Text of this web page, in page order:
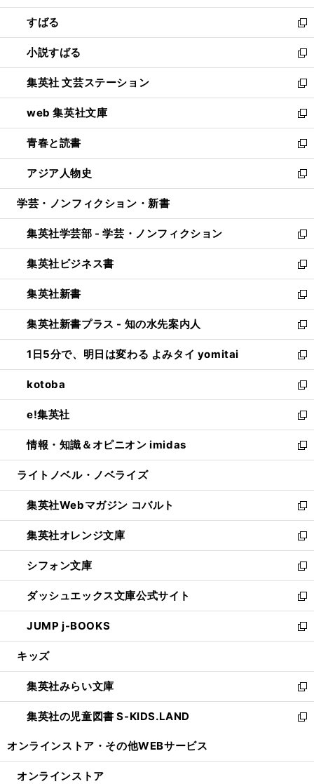
開
く
ウ
で
開
く
ン
ド
ウ
で
開
く
すばる
新
し
い
ウ
ィ
ン
ド
ウ
で
開
く
小説すばる
新
し
い
ウ
ィ
ン
ド
ウ
で
開
集英社 文芸ステーション
新
し
い
ウ
ィ
ン
ド
ウ
開
く
web 集英社文庫
新
し
い
ウ
ィ
ン
ウ
で
開
く
青春と読書
新
し
い
ウ
ン
ド
ウ
で
開
く
アジア人物史
新
し
ウ
ィ
ン
ド
ウ
で
開
く
学芸・ノンフィクション・新書
集英社学芸部 - 学芸・ノンフィクション
新
し
い
ウ
ィ
ン
ド
ウ
で
開
く
集英社ビジネス書
新
し
い
ウ
ィ
ン
ド
ウ
で
開
く
集英社新書
新
し
い
ウ
ィ
ン
ド
ウ
で
開
く
集英社新書プラス - 知の水先案内人
新
し
い
ウ
ィ
ン
ド
ウ
で
開
1日5分で、明日は変わる よみタイ yomitai
新
し
い
ウ
ィ
ン
ド
ウ
開
く
kotoba
新
し
い
ウ
ィ
ン
ウ
で
開
く
e!集英社
新
し
い
ウ
ン
ド
ウ
で
開
く
情報・知識＆オピニオン imidas
新
し
ウ
ィ
ン
ド
ウ
で
開
く
ライトノベル・ノベライズ
集英社Webマガジン コバルト
新
し
い
ウ
ィ
ン
ド
ウ
で
開
集英社オレンジ文庫
新
し
い
ウ
ィ
ン
ド
ウ
開
く
シフォン文庫
新
し
い
ウ
ィ
ン
ウ
で
開
く
ダッシュエックス文庫公式サイト
新
し
い
ウ
ン
ド
ウ
で
JUMP j-BOOKS
新
し
ウ
ィ
ン
ド
開
キッズ
集英社みらい文庫
新
し
い
ン
集英社の児童図書 S-KIDS.LAND
新
ウ
オンラインストア・ その他WEBサービス
オンラインストア